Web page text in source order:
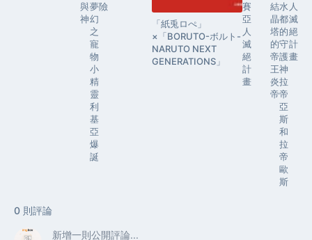
與
神
夢
幻
之
寵
物
小
精
靈
利
基
亞
爆
誕
險
「紙兎ロぺ」
×「BORUTO-ボルト-
NARUTO NEXT
GENERATIONS」
賽
亞
人
滅
絕
計
畫
結
晶
塔
的
帝
王
炎
帝
水
都
的
守
護
神
拉
帝
亞
斯
和
拉
帝
歐
斯
人
滅
絕
計
畫
0 則評論